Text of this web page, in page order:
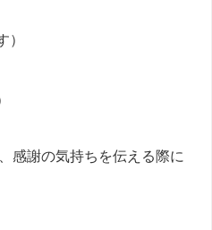
）
感謝の気持ちを伝える際に